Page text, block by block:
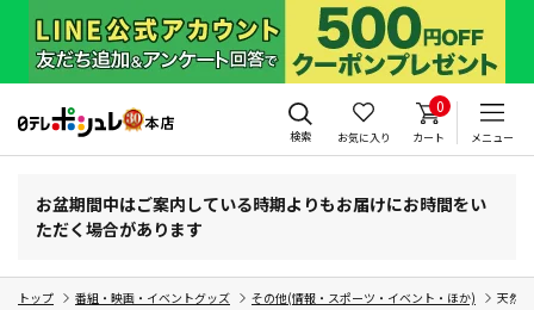
検索 お気に入り
0
カート メニュー
お盆期間中はご案内している時期よりもお届けにお時間をい
ただく場合があります
トップ 番組・映画・イベントグッズ その他(情報・スポーツ・イベント・ほか) 天然